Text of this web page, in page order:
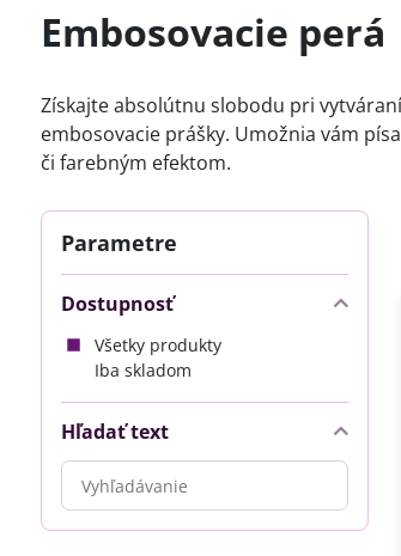
Embosovacie perá
Získajte absolútnu slobodu pri
embosovacie prášky. Umožnia vám
či farebným efektom.
Parametre
Dostupnosť
Všetky produkty
Iba skladom
Hľadať text
Prehľadať
výsledky
filtra